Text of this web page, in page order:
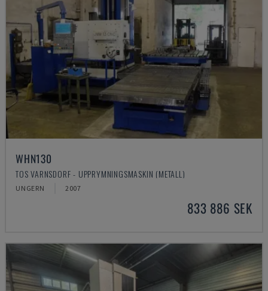
WHN130
TOS VARNSDORF - UPPRYMNINGSMASKIN (METALL)
UNGERN 2007
833 886 SEK